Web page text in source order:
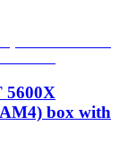
5600X
box with